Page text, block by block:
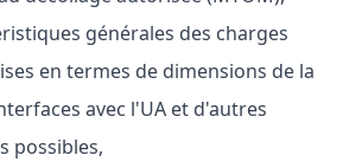
générales des charges
en termes de dimensions de la
avec l'UA et d'autres
possibles,